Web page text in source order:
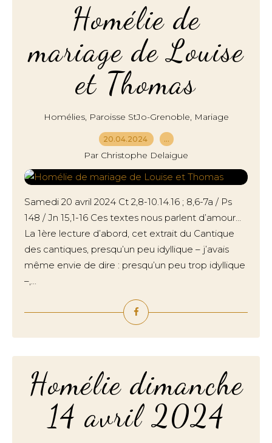
Homélie de
mariage de Louise
et Thomas
Homélies, Paroisse StJo-Grenoble, Mariage
20.04.2024 …
Par Christophe Delaigue
Samedi 20 avril 2024 Ct 2,8-10.14.16 ; 8,6-7a / Ps
148 / Jn 15,1-16 Ces textes nous parlent d’amour…
La 1ère lecture d’abord, cet extrait du Cantique
des cantiques, presqu’un peu idyllique – j’avais
même envie de dire : presqu’un peu trop idyllique
–,...
Homélie dimanche
14 avril 2024